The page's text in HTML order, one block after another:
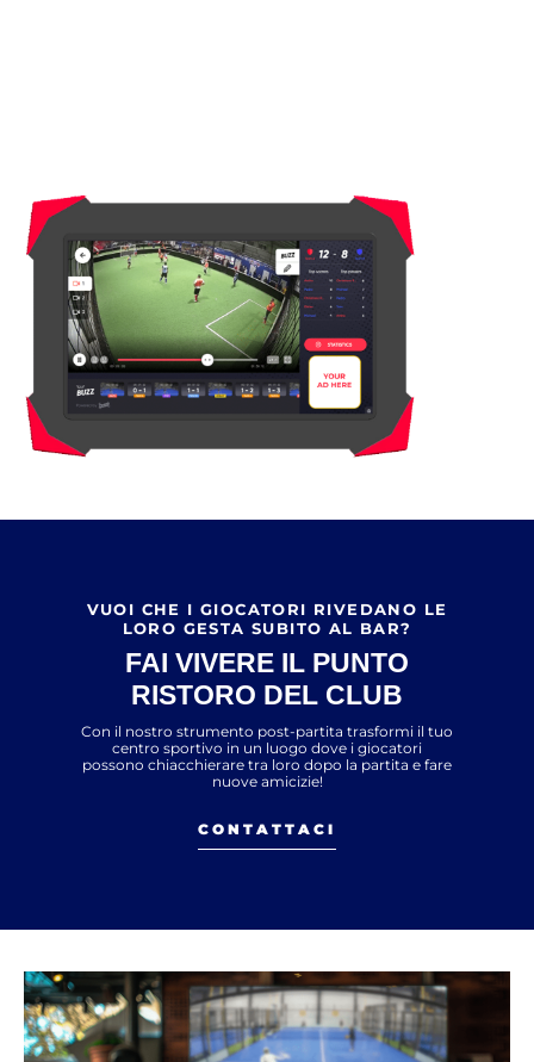
VUOI CHE I GIOCATORI RIVEDANO LE
LORO GESTA SUBITO AL BAR?
FAI VIVERE IL PUNTO
RISTORO DEL CLUB
Con il nostro strumento post-partita trasformi il tuo
centro sportivo in un luogo dove i giocatori
possono chiacchierare tra loro dopo la partita e fare
nuove amicizie!
CONTATTACI